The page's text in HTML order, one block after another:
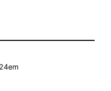
em